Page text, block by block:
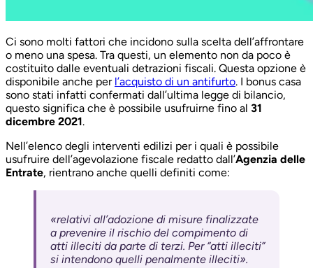
Ci sono molti fattori che incidono sulla scelta dell’affrontare
o meno una spesa. Tra questi, un elemento non da poco è
costituito dalle eventuali detrazioni fiscali. Questa opzione è
disponibile anche per l’acquisto di un antifurto. I bonus casa
sono stati infatti confermati dall’ultima legge di bilancio,
questo significa che è possibile usufruirne fino al 31
dicembre 2021.
Nell’elenco degli interventi edilizi per i quali è possibile
usufruire dell’agevolazione fiscale redatto dall’Agenzia delle
Entrate, rientrano anche quelli definiti come:
«relativi all’adozione di misure finalizzate
a prevenire il rischio del compimento di
atti illeciti da parte di terzi. Per “atti illeciti”
si intendono quelli penalmente illeciti».